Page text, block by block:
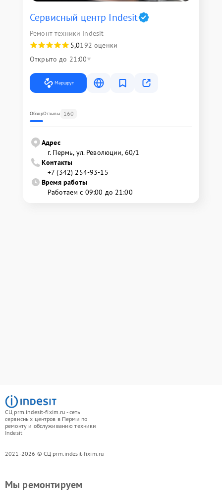
Сервисный центр Indesit
Ремонт техники Indesit
5,0192 оценки
Открыто до 21:00
Маршрут
ОбзорОтзывы 160
Адрес
г. Пермь, ул. ​Революции, 60/1
Контакты
+7 (342) 254-93-15
Время работы
Работаем с 09:00 до 21:00
СЦ prm.indesit-fixim.ru - сеть
сервисных центров в Перми по
ремонту и обслуживанию техники
Indesit
2021-2026 © СЦ prm.indesit-fixim.ru
Мы ремонтируем